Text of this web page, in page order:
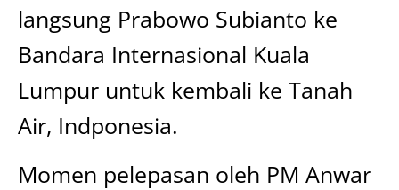
langsung Prabowo Subianto ke
Bandara Internasional Kuala
Lumpur untuk kembali ke Tanah
Air, Indponesia.
Momen pelepasan oleh PM Anwar